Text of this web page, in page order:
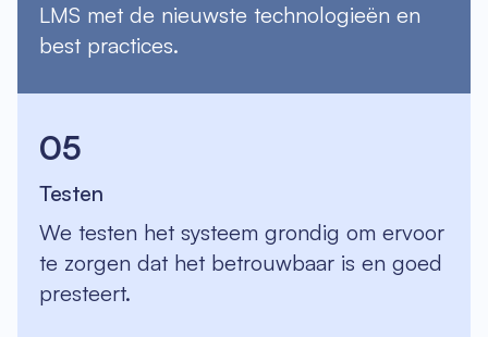
LMS met de nieuwste technologieën en
best practices.
05
Testen
We testen het systeem grondig om ervoor
te zorgen dat het betrouwbaar is en goed
presteert.